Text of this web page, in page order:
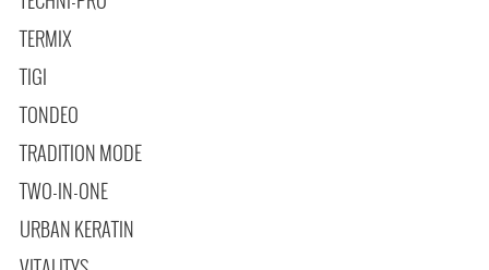
TERMIX
TIGI
TONDEO
TRADITION MODE
TWO-IN-ONE
URBAN KERATIN